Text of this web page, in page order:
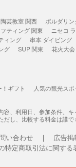
芸教室 関西 ボルダリ
ティング 関東 ニセコ
ィング 串本 ダイビング
グ SUP 関東 花火大
ギフト 人気の観光ス
、利用日、参加条件、
し、比較する料金は誰
い合わせ 広告
特定商取引法に関する